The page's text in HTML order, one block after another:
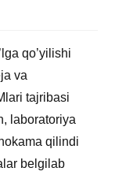
qo’yilishi
va
tajribasi
laboratoriya
qilindi
belgilab